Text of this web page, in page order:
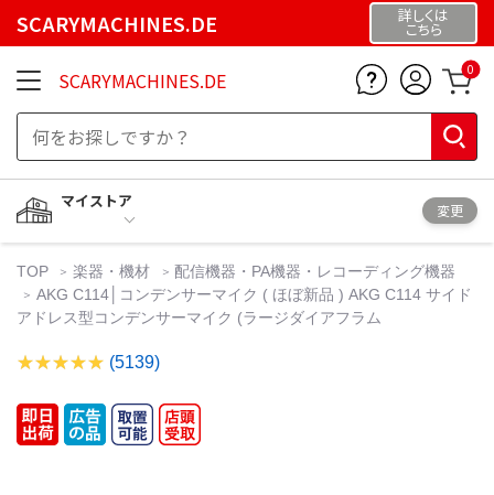
SCARYMACHINES.DE 詳しくは
こちら
SCARYMACHINES.DE 0
マイストア
変更
TOP 楽器・機材
配信機器・PA機器・レコーディング機器
AKG C114│コンデンサーマイク ( ほぼ新品 ) AKG C114 サイド
アドレス型コンデンサーマイク (ラージダイアフラム
(5139)